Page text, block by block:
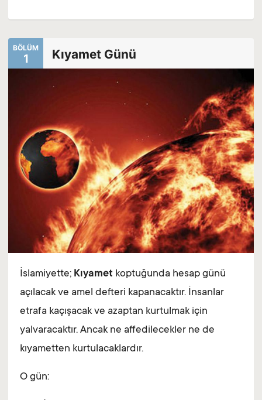
BÖLÜM
1 Kıyamet Günü
İslamiyette; Kıyamet koptuğunda hesap günü
açılacak ve amel defteri kapanacaktır. İnsanlar
etrafa kaçışacak ve azaptan kurtulmak için
yalvaracaktır. Ancak ne affedilecekler ne de
kıyametten kurtulacaklardır.
O gün: